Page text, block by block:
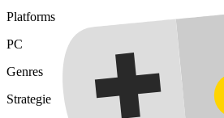
Platforms
PC
Genres
Strategie